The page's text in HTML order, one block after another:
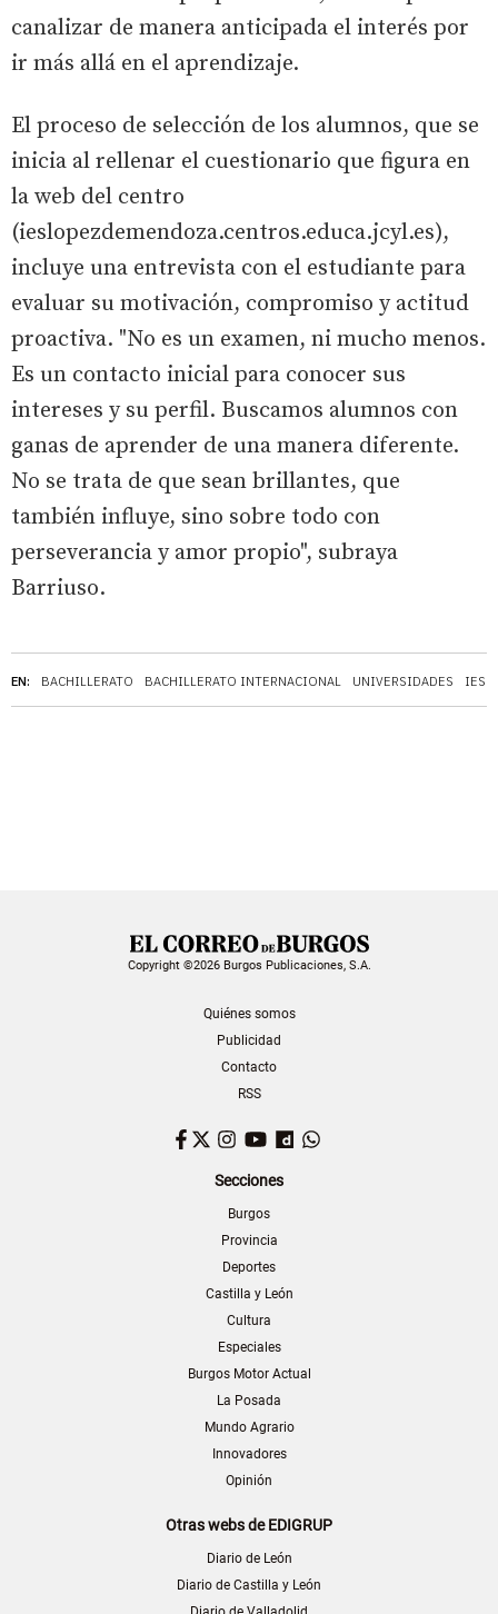
EN: BACHILLERATO BACHILLERATO INTERNACIONAL UNIVERSIDADES IES
canalizar de manera anticipada el interés por
ir más allá en el aprendizaje.
El proceso de selección de los alumnos, que se
inicia al rellenar el cuestionario que figura en
la web del centro
(ieslopezdemendoza.centros.educa.jcyl.es),
incluye una entrevista con el estudiante para
evaluar su motivación, compromiso y actitud
proactiva. "No es un examen, ni mucho menos.
Es un contacto inicial para conocer sus
intereses y su perfil. Buscamos alumnos con
ganas de aprender de una manera diferente.
No se trata de que sean brillantes, que
también influye, sino sobre todo con
perseverancia y amor propio", subraya
Barriuso.
Copyright ©2026 Burgos Publicaciones, S.A.
Quiénes somos
Publicidad
Contacto
RSS
Facebook
TwitterInstagram
YouTubeDailymotion
Secciones
Burgos
Provincia
Deportes
Castilla y León
Cultura
Especiales
Burgos Motor Actual
La Posada
Mundo Agrario
Innovadores
Opinión
Otras webs de EDIGRUP
Diario de León
Diario de Castilla y León